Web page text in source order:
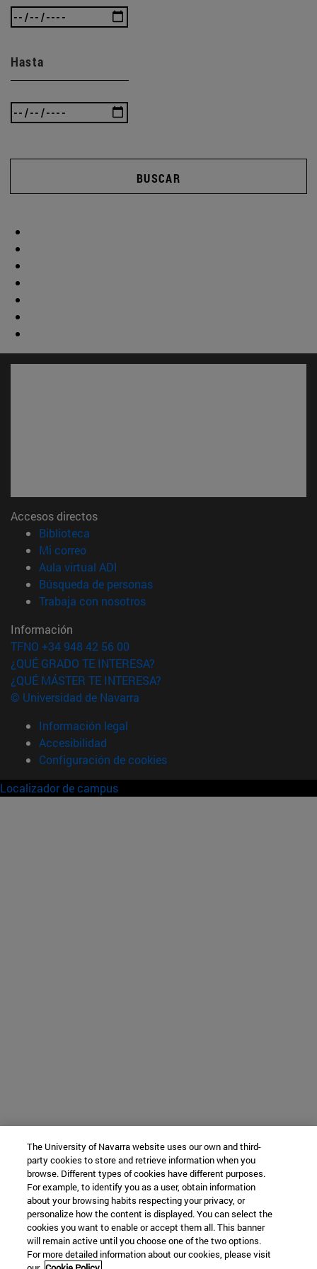
Hasta
BUSCAR
Accesos directos
Biblioteca
Mi correo(abre en nueva ventana)
Aula virtual ADI
Búsqueda de personas(abre en nueva ventana)
Trabaja con nosotros(abre en nueva ventana)
Información
TFNO +34 948 42 56 00
¿QUÉ GRADO TE INTERESA?
¿QUÉ MÁSTER TE INTERESA?
© Universidad de Navarra
Información legal
Accesibilidad
Configuración de cookies
Localizador de campus
The University of Navarra website uses our own and third-
party cookies to store and retrieve information when you
browse. Different types of cookies have different purposes.
For example, to identify you as a user, obtain information
about your browsing habits respecting your privacy, or
personalize how the content is displayed. You can select the
cookies you want to enable or accept them all. This banner
will remain active until you choose one of the two options.
For more detailed information about our cookies, please visit